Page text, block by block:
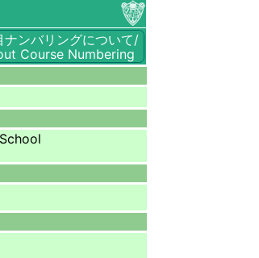
ナンバリングについて/
Course Numbering